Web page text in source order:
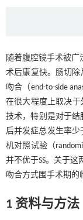
随着腹腔镜手术被
术后康复快。肠切除
吻合（end-to-side
在很大程度上取决
技术，特别是对于结
后并发症总发生率少
机对照试验（
并不优于SS。关于
吻合方式围手术期的
1 资料与方法